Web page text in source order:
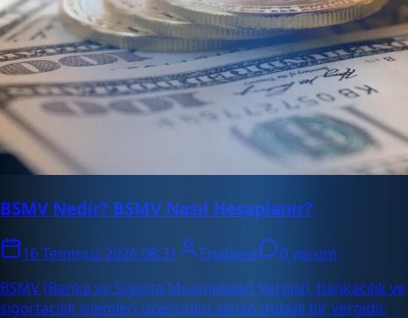
BSMV Nedir? BSMV Nasıl Hesaplanır?
16 Temmuz 2026 08:31 Enabase
0 yorum
BSMV (Banka ve Sigorta Muameleleri Vergisi), bankacılık ve
sigortacılık işlemleri üzerinden alınan dolaylı bir vergidir.